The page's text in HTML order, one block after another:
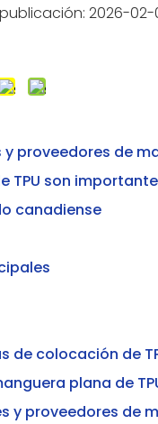
2026-
proveedores de
TPU son
canadiense
de colocación de
plana de
y proveedores de